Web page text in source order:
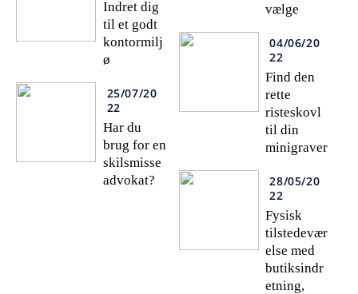
Indret dig
til et godt
kontormilj
ø
25/07/20
22
Har du
brug for en
skilsmisse
advokat?
vælge
04/06/20
22
Find den
rette
risteskovl
til din
minigraver
28/05/20
22
Fysisk
tilstedevær
else med
butiksindr
etning,